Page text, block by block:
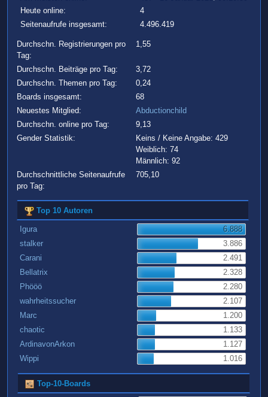
Heute online:
4
Seitenaufrufe insgesamt:
4.496.419
Durchschn. Registrierungen pro
Tag:
1,55
Durchschn. Beiträge pro Tag:
3,72
Durchschn. Themen pro Tag:
0,24
Boards insgesamt:
68
Neuestes Mitglied:
Abductionchild
Durchschn. online pro Tag:
9,13
Gender Statistik:
Keins / Keine Angabe: 429
Weiblich: 74
Männlich: 92
Durchschnittliche Seitenaufrufe
pro Tag:
705,10
Top 10 Autoren
Igura
6.888
stalker
3.886
Carani
2.491
Bellatrix
2.328
Phööö
2.280
wahrheitssucher
2.107
Marc
1.200
chaotic
1.133
ArdinavonArkon
1.127
Wippi
1.016
Top-10-Boards